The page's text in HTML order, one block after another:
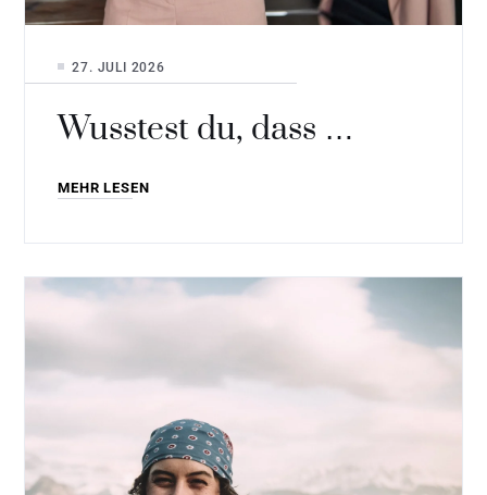
Wusstest du, dass …
27. JULI 2026
MEHR LESEN